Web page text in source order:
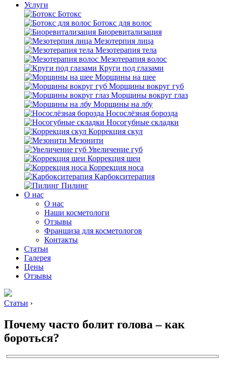
Услуги
Ботокс
Ботокс для волос
Биоревитализация
Мезотерпия лица
Мезотерапия тела
Мезотерапия волос
Круги под глазами
Морщины на шее
Морщины вокруг губ
Морщины вокруг глаз
Морщины на лбу
Носослёзная борозда
Носогубные складки
Коррекция скул
Мезонити
Увеличение губ
Коррекция шеи
Коррекция носа
Карбокситерапия
Пилинг
O нас
O нас
Наши косметологи
Отзывы
Франшиза для косметологов
Контакты
Статьи
Галерея
Цены
Отзывы
Статьи ›
Почему часто болит голова – как
бороться?